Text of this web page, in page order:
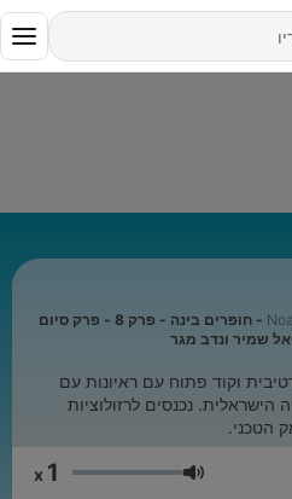
8 - חופרים בינה - פרק 8 - פרק סיום
שמיר ונדב מגר
וקוד פתוח עם ראיונות עם
נכנסים לרזולוציות
הטכני.
עוצמת שמע 1